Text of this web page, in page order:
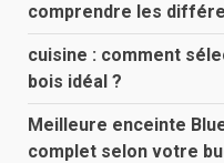
comprendre les
cuisine : comment
bois idéal ?
Meilleure enceinte
complet selon votre